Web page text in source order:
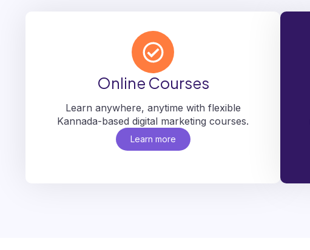
Online Courses
Learn anywhere, anytime with flexible
Kannada-based digital marketing courses.
Learn more